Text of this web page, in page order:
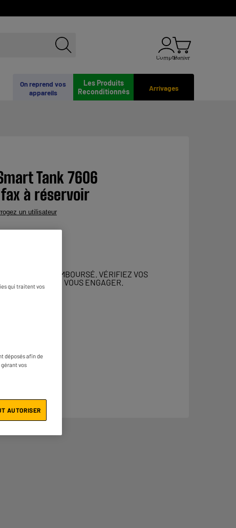
ComptePanier
Arrivages
Les Produits
Reconditionnés
On reprend vos
appareils
Tank 7606
à réservoir
un utilisateur
DOIT ÊTRE REMBOURSÉ. VÉRIFIEZ VOS
AVANT DE VOUS ENGAGER.
qui traitent vos
déposés afin de
vos
AUTORISER